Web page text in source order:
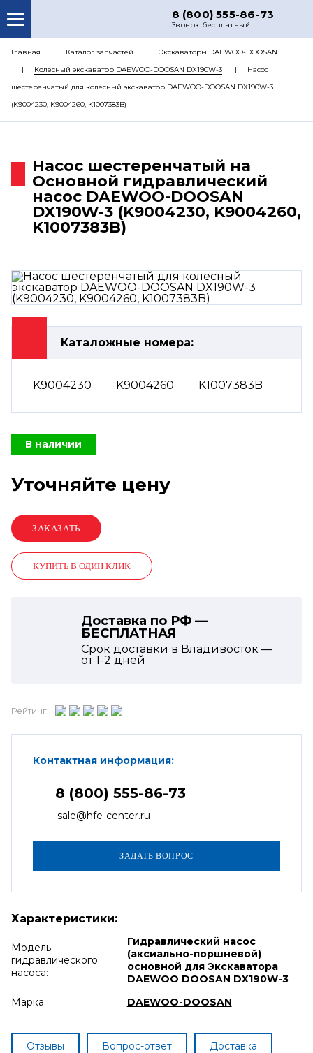
8 (800) 555-86-73
Звонок бесплатный
О НАС
КАТАЛОГ ЗАПЧАСТЕЙ
КОНТАКТЫ
Главная Каталог запчастей
Экскаваторы DAEWOO-DOOSAN
Колесный экскаватор DAEWOO-DOOSAN DX190W-3
Насос
шестеренчатый для колесный экскаватор DAEWOO-DOOSAN DX190W-3
(K9004230, K9004260, K1007383B)
Насос шестеренчатый на
Основной гидравлический
насос DAEWOO-DOOSAN
DX190W-3 (K9004230, K9004260,
K1007383B)
Каталожные номера:
K9004230 K9004260 K1007383B
В наличии
Уточняйте цену
КУПИТЬ В ОДИН КЛИК
Доставка по РФ —
БЕСПЛАТНАЯ
Срок доставки в Владивосток —
от1-2 дней
Рейтинг:
Контактная информация:
8 (800) 555-86-73
sale@hfe-center.ru
Характеристики:
Модель
гидравлического
насоса:
Гидравлический насос
(аксиально-поршневой)
основной для Экскаватора
DAEWOO DOOSAN DX190W-3
Марка:
DAEWOO-DOOSAN
Отзывы Вопрос-ответ Доставка